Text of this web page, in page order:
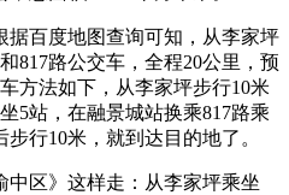
据百度地图查询可知，从李家坪
817路公交车，全程20公里，预
方法如下，从李家坪步行10米
5站，在融景城站换乘817路乘
行10米，就到达目的地了。
中区》这样走：从李家坪乘坐